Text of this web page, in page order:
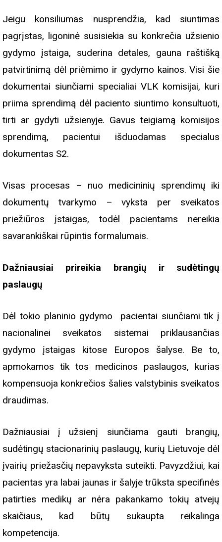
Jeigu konsiliumas nusprendžia, kad siuntimas
pagrįstas, ligoninė susisiekia su konkrečia užsienio
gydymo įstaiga, suderina detales, gauna raštišką
patvirtinimą dėl priėmimo ir gydymo kainos. Visi šie
dokumentai siunčiami specialiai VLK komisijai, kuri
priima sprendimą dėl paciento siuntimo konsultuoti,
tirti ar gydyti užsienyje. Gavus teigiamą komisijos
sprendimą, pacientui išduodamas specialus
dokumentas S2.
Visas procesas – nuo medicininių sprendimų iki
dokumentų tvarkymo – vyksta per sveikatos
priežiūros įstaigas, todėl pacientams nereikia
savarankiškai rūpintis formalumais.
Dažniausiai prireikia brangių ir sudėtingų
paslaugų
Dėl tokio planinio gydymo pacientai siunčiami tik į
nacionalinei sveikatos sistemai priklausančias
gydymo įstaigas kitose Europos šalyse. Be to,
apmokamos tik tos medicinos paslaugos, kurias
kompensuoja konkrečios šalies valstybinis sveikatos
draudimas.
Dažniausiai į užsienį siunčiama gauti brangių,
sudėtingų stacionarinių paslaugų, kurių Lietuvoje dėl
įvairių priežasčių nepavyksta suteikti. Pavyzdžiui, kai
pacientas yra labai jaunas ir šalyje trūksta specifinės
patirties medikų ar nėra pakankamo tokių atvejų
skaičiaus, kad būtų sukaupta reikalinga
kompetencija.